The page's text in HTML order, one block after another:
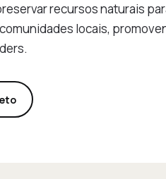
recursos naturais
locais,